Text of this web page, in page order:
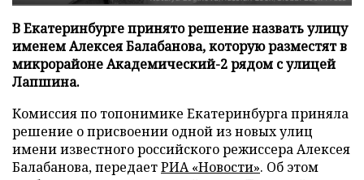
В Екатеринбурге принято решение назвать улицу
именем Алексея Балабанова, которую разместят в
микрорайоне Академический-2 рядом с улицей
Лапшина.
Комиссия по топонимике Екатеринбурга приняла
решение о присвоении одной из новых улиц
имени известного российского режиссера Алексея
Балабанова, передаетРИА «Новости». Об этом